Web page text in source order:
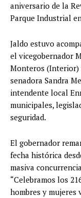
aniversario de la
Parque Industrial
Jaldo estuvo
el vicegobernador
Monteros (Interior)
senadora Sandra
intendente local
municipales,
seguridad.
El gobernador
fecha histórica
masiva
“Celebramos los
hombres y mujeres